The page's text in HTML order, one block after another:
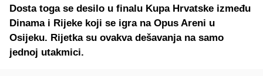
Dosta toga se desilo u finalu Kupa Hrvatske između
Dinama i Rijeke koji se igra na Opus Areni u
Osijeku. Rijetka su ovakva dešavanja na samo
jednoj utakmici.